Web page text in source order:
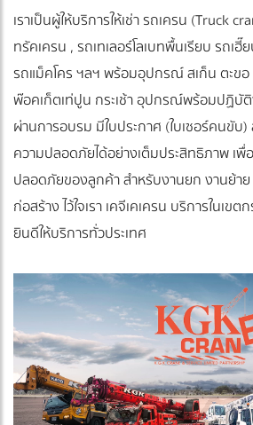
เราเป็นผู้ให้บริการให้เช่า รถเครน (Truck
ทรัคเครน , รถเทเลอร์โลเบทพื้นเรียบ รถเ
รถแม็คโคร ฯลฯ พร้อมอุปกรณ์ สเก็น ตะข
พ๊อคเก็ตเท่ปูน กระเช้า อุปกรณ์พร้อมปฏิบั
ผ่านการอบรม มีใบประกาศ (ใบเซอร์คนขับ)
ความปลอดภัยได้อย่างเต็มประสิทธิภาพ เพื่
ปลอดภัยของลูกค้า สำหรับงานยก งานย้า
ก่อสร้าง ไว้ใจเรา เคจีเคเครน บริการในเข
ยินดีให้บริการทั่วประเทศ